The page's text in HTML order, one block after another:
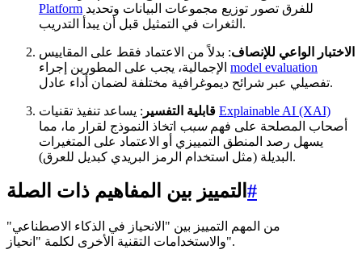
Platform
الثغرات في التمثيل قبل أن يبدأ التدريب.
الاختبار الواعي للإنصاف: بدلاً من الاعتماد فقط على المقاييس
model evaluation
تفصيلي عبر شرائح ديموغرافية مختلفة لضمان أداء عادل.
قابلية التفسير Explainable AI (XAI)
أصحاب المصلحة على فهمسبب اتخاذ النموذج لقرار ما، مما
يسهل رصد المنطق التمييزي أو الاعتماد على المتغيرات
البديلة (مثل استخدام الرمز البريدي كبديل للعرق).
التمييز بين المفاهيم ذات الصلة #
من المهم التمييز بين "الانحياز في الذكاء الاصطناعي"
والاستخدامات التقنية الأخرى لكلمة "انحياز".